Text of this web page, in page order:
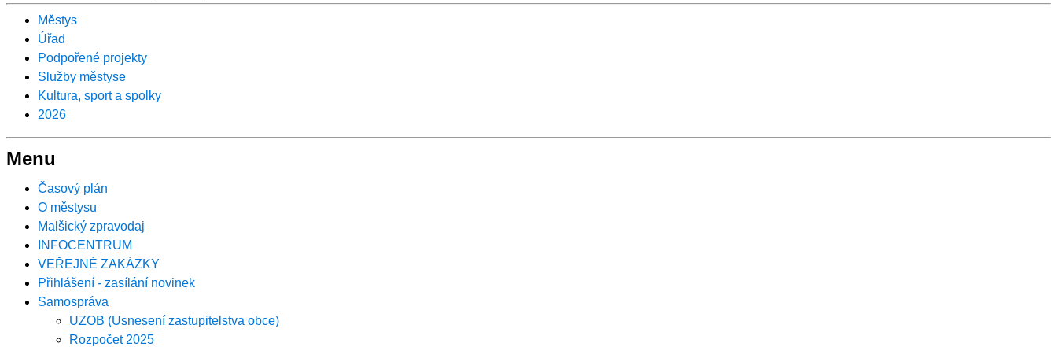
Městys
Úřad
Podpořené projekty
Služby městyse
Kultura, sport a spolky
2026
Menu
Časový plán
O městysu
Malšický zpravodaj
INFOCENTRUM
VEŘEJNÉ ZAKÁZKY
Přihlášení - zasílání novinek
Samospráva
UZOB (Usnesení zastupitelstva obce)
Rozpočet 2025